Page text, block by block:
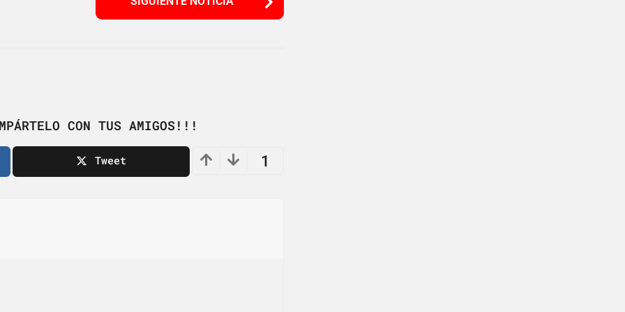
CON TUS AMIGOS!!!
1
Tweet